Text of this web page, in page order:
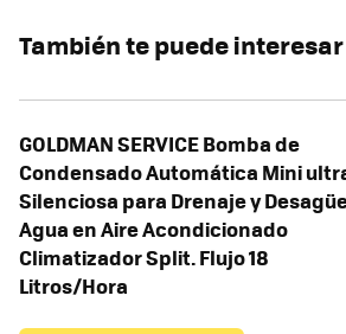
También te puede interesar
GOLDMAN SERVICE Bomba de
Condensado Automática Mini
Silenciosa para Drenaje y
Agua en Aire Acondicionado
Climatizador Split. Flujo 18
Litros/Hora